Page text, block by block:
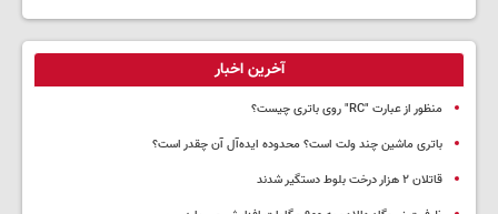
آخرین اخبار
منظور از عبارت "RC" روی باتری چیست؟
باتری ماشین چند ولت است؟ محدوده ایده‌آل آن چقدر است؟
قاتلان ۲ هزار درخت بلوط دستگیر شدند